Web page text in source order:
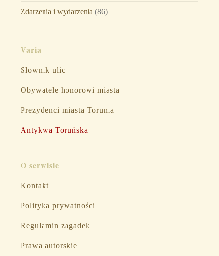
Zdarzenia i wydarzenia (86)
Varia
Słownik ulic
Obywatele honorowi miasta
Prezydenci miasta Torunia
Antykwa Toruńska
O serwisie
Kontakt
Polityka prywatności
Regulamin zagadek
Prawa autorskie